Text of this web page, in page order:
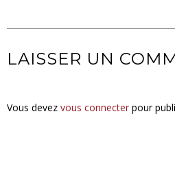
LAISSER UN
Vous devez vous connecter pour